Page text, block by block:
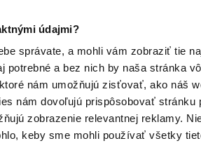
údajmi?
správate, a mohli vám zobraziť tie
potrebné a bez nich by naša stránka
nám umožňujú zisťovať, ako náš
nám dovoľujú prispôsobovať stránku
zobrazenie relevantnej reklamy.
keby sme mohli používať všetky